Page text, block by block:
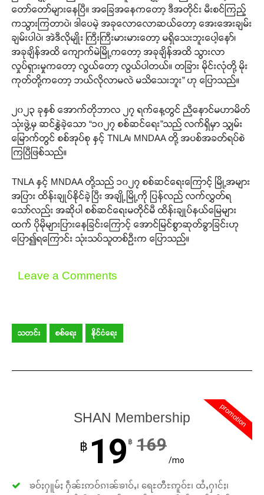
တော်တော်များနေပြီ။ အခြေအနေကတော့ ဒီအတိုင်း မီးစင်ကြည့်
ကသွားကြတာပဲ၊ ဒါပေမဲ့ အခုလောလောဆယ်တော့ အေးအေးချမ်း
ချမ်းပါပဲ၊ အဲဒီလိုမျိုး ကြီးကြီးမားမားတော့ မရှိသေးဘူးပေါ့နော်၊
အခုချိန်အထိ ကျောက်မဲမြို့ကတော့ အခုချိန်အထိ သွားလာ
လှုပ်ရှားမှုကတော့ လွယ်တော့ လွယ်ပါတယ်။ တခြား မိုင်းလုံတို့ မိုး
ကုတ်တို့ကတော့ ဘယ်လိုလာမလဲ မသိသေးဘူး” ဟု ပြောသည်။
၂၀၂၃ ခုနှစ် အောက်တိုဘာလ ၂၇ ရက်နေ့တွင် ညီနောင်မဟာမိတ်
သုံးဖွဲ့မှ ဆင်နွှဲခဲ့သော “၁၀၂၇ စစ်ဆင်ရေး”သည် လက်ရှိမှာ သျှမ်း
မြောက်တွင် စစ်အုပ်စု နှင့် TNLA၊ MNDAA တို့ အပစ်အခတ်ရပ်စဲ
ကြပြီဖြစ်သည်။
TNLA နှင့် MNDAA တို့သည် ၁၀၂၇ စစ်ဆင်ရေးကြောင့် မြို့အများ
အပြား ထိန်းချုပ်နိုင်ခဲ့ပြီး အချို့မြို့ကို ပြန်လည် လက်လွှတ်ရ
သော်လည်း အဆိုပါ စစ်ဆင်ရေးမတိုင်မီ ထိန်းချုပ်နယ်မြေများ
ထက် ပိုမိုများပြားနေခြင်းကြောင့် အောင်မြင်စွာဆုတ်ခွာခြင်းဟု
ပြော၍ရကြောင်း သုံးသပ်သူတစ်ဦးက ပြောသည်။
Leave a Comments
သတင်း စစ်ရေး နိုင်ငံရေး
promotion
SHAN Membership
฿ 19 ฿ 169
/mo
ၶဝ်ႈႁူမ်ႈ ႁဵၼ်းဢဝ်ၵၢၼ်ၶၢဝ်ႇ၊ ရေႊတီႊဢူဝ်ႊ၊ ထႆႇႁၢင်ႈ၊